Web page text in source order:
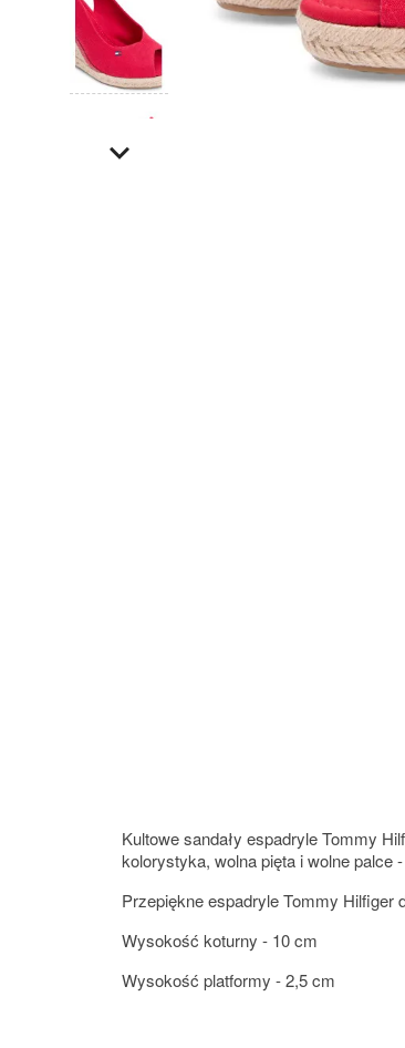
Kultowe sandały espadryle Tommy
kolorystyka, wolna pięta i wolne palce
Przepiękne espadryle Tommy Hilfiger
Wysokość koturny - 10 cm
Wysokość platformy - 2,5 cm